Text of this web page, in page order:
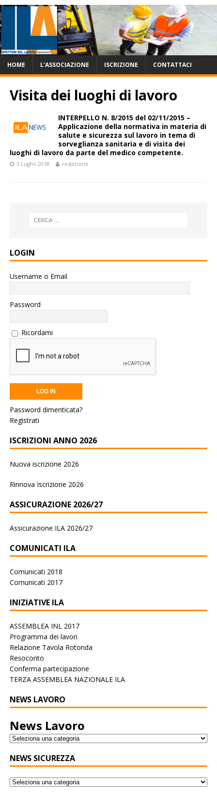
HOME L’ASSOCIAZIONE ISCRIZIONE CONTATTACI
Visita dei luoghi di lavoro
INTERPELLO N. 8/2015 del 02/11/2015 –
Applicazione della normativa in materia di
salute e sicurezza sul lavoro in tema di
sorveglianza sanitaria e di visita dei
luoghi di lavoro da parte del medico competente.
3 Luglio 2018 redazione
LOGIN
Username o Email
Password
Ricordami
Password dimenticata?
Registrati
ISCRIZIONI ANNO 2026
Nuova iscrizione 2026
Rinnova Iscrizione 2026
ASSICURAZIONE 2026/27
Assicurazione ILA 2026/27
COMUNICATI ILA
Comunicati 2018
Comunicati 2017
INIZIATIVE ILA
ASSEMBLEA INL 2017
Programma dei lavori
Relazione Tavola Rotonda
Resoconto
Conferma partecipazione
TERZA ASSEMBLEA NAZIONALE ILA
NEWS LAVORO
News Lavoro
NEWS SICUREZZA